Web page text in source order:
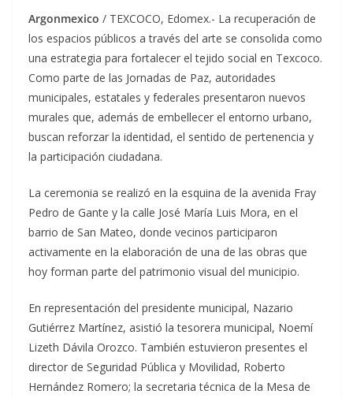
Argonmexico / TEXCOCO, Edomex.- La recuperación de
los espacios públicos a través del arte se consolida como
una estrategia para fortalecer el tejido social en Texcoco.
Como parte de las Jornadas de Paz, autoridades
municipales, estatales y federales presentaron nuevos
murales que, además de embellecer el entorno urbano,
buscan reforzar la identidad, el sentido de pertenencia y
la participación ciudadana.
La ceremonia se realizó en la esquina de la avenida Fray
Pedro de Gante y la calle José María Luis Mora, en el
barrio de San Mateo, donde vecinos participaron
activamente en la elaboración de una de las obras que
hoy forman parte del patrimonio visual del municipio.
En representación del presidente municipal, Nazario
Gutiérrez Martínez, asistió la tesorera municipal, Noemí
Lizeth Dávila Orozco. También estuvieron presentes el
director de Seguridad Pública y Movilidad, Roberto
Hernández Romero; la secretaria técnica de la Mesa de